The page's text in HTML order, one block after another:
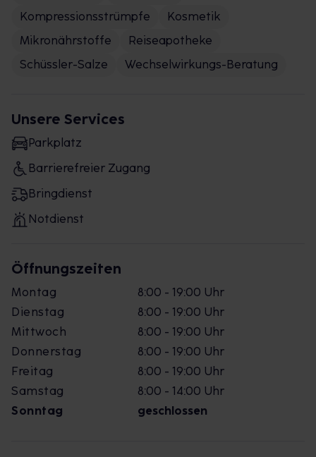
Kompressionsstrümpfe
Kosmetik
Mikronährstoffe
Reiseapotheke
Schüssler-Salze
Wechselwirkungs-Beratung
Unsere Services
Parkplatz
Barrierefreier Zugang
Bringdienst
Notdienst
Öffnungszeiten
Montag
8:00 - 19:00 Uhr
Dienstag
8:00 - 19:00 Uhr
Mittwoch
8:00 - 19:00 Uhr
Donnerstag
8:00 - 19:00 Uhr
Freitag
8:00 - 19:00 Uhr
Samstag
8:00 - 14:00 Uhr
Sonntag
geschlossen